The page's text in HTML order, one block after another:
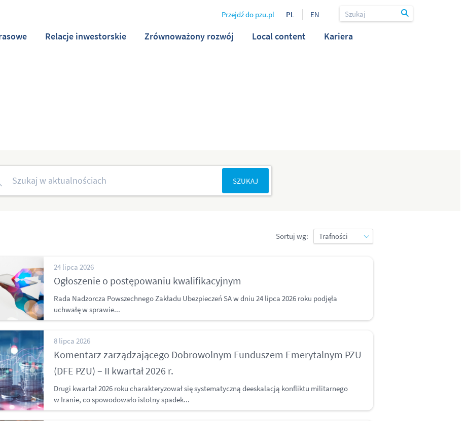
Relacje inwestorskie Zrównoważony rozwój Local content Kariera
Przejdź do pzu.pl PL EN
Sortuj wg:
24 lipca 2026
Ogłoszenie o postępowaniu kwalifikacyjnym
Rada Nadzorcza Powszechnego Zakładu Ubezpieczeń SA w dniu 24 lipca 2026 roku podjęła
uchwałę w sprawie...
8 lipca 2026
Komentarz zarządzającego Dobrowolnym Funduszem Emerytalnym PZU
(DFE PZU) – II kwartał 2026 r.
Drugi kwartał 2026 roku charakteryzował się systematyczną deeskalacją konfliktu militarnego
w Iranie, co spowodowało istotny spadek...